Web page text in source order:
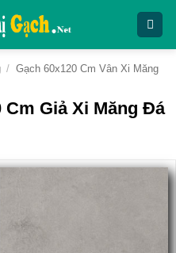
/ Gạch 60x120 Cm Vân Xi Măng
Cm Giả Xi Măng Đá